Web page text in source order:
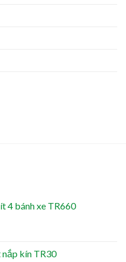
4 bánh xe TR660
kín TR30